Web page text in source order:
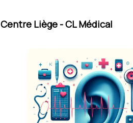
Centre Liège - CL Médical